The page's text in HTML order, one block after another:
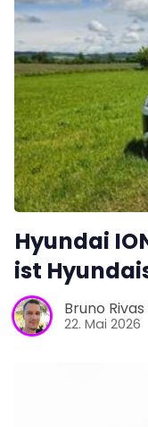
Hyundai
ist
Bruno Rivas
22. Mai 2026